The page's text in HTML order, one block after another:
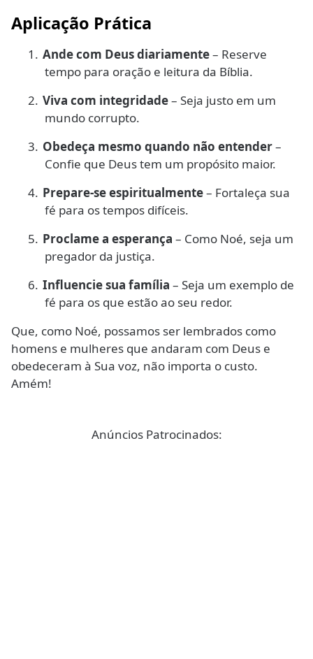
Aplicação Prática
1. Ande com Deus diariamente– Reserve
tempo para oração e leitura da Bíblia.
2. Viva com integridade– Seja justo em um
mundo corrupto.
3. Obedeça mesmo quando não entender–
Confie que Deus tem um propósito maior.
4. Prepare-se espiritualmente– Fortaleça sua
fé para os tempos difíceis.
5. Proclame a esperança – Como Noé, seja um
pregador da justiça.
6. Influencie sua família – Seja um exemplo de
fé para os que estão ao seu redor.
Que, como Noé, possamos ser lembrados como
homens e mulheres que andaram com Deus e
obedeceram à Sua voz, não importa o custo.
Amém!
Anúncios Patrocinados: